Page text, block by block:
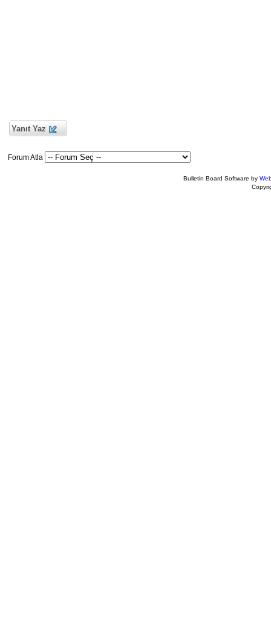
Yanıt Yaz
Forum Atla
Bulletin Board Software by